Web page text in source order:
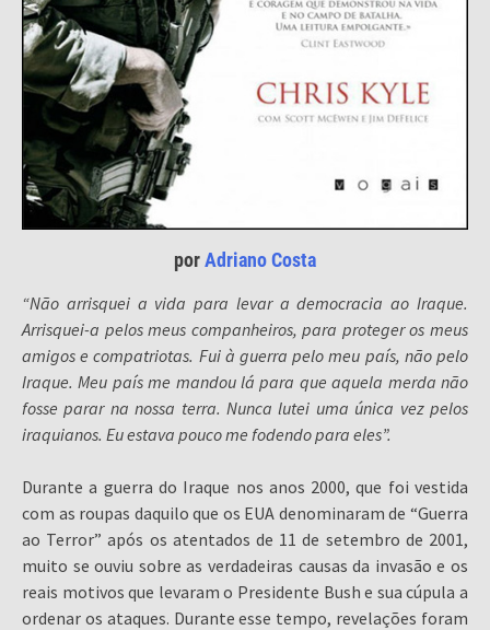
porAdriano Costa
“Não arrisquei a vida para levar a democracia ao Iraque.
Arrisquei-a pelos meus companheiros, para proteger os meus
amigos e compatriotas. Fui à guerra pelo meu país, não pelo
Iraque. Meu país me mandou lá para que aquela merda não
fosse parar na nossa terra. Nunca lutei uma única vez pelos
iraquianos. Eu estava pouco me fodendo para eles”.
Durante a guerra do Iraque nos anos 2000, que foi vestida
com as roupas daquilo que os EUA denominaram de “Guerra
ao Terror” após os atentados de 11 de setembro de 2001,
muito se ouviu sobre as verdadeiras causas da invasão e os
reais motivos que levaram o Presidente Bush e sua cúpula a
ordenar os ataques. Durante esse tempo, revelações foram